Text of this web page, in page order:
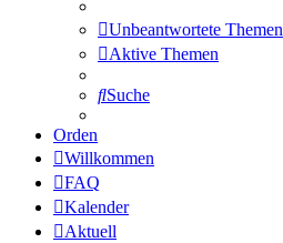
Unbeantwortete Themen
Aktive Themen
Suche
Orden
Willkommen
FAQ
Kalender
Aktuell